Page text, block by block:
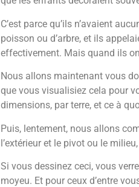
C’est parce qu’ils n’avaient
poisson ou d’arbre, et ils
effectivement. Mais quand ils
Nous allons maintenant vous
que vous visualisiez cela pour
dimensions, par terre, et ce à
Puis, lentement, nous allons
l’extérieur et le pivot ou le
Si vous dessinez ceci, vous
moyeu. Et pour ceux d’entre